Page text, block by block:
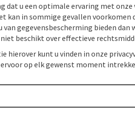
dat u een optimale ervaring met
kan in sommige gevallen voorkomen
van gegevensbescherming bieden
niet beschikt over effectieve
hierover kunt u vinden in onze
op elk gewenst moment